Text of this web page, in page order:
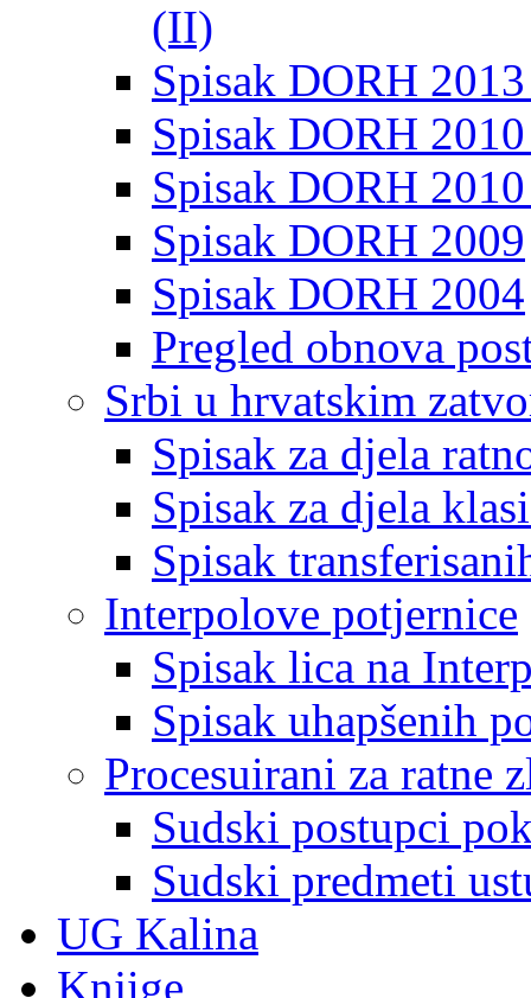
(II)
Spisak DORH
Spisak DORH
Spisak DORH
Spisak DORH 2009
Spisak DORH 2004
Pregled obnova
Srbi u hrvatskim
Spisak za djela
Spisak za djela
Spisak
Interpolove potjernice
Spisak lica na
Spisak uhapšenih
Procesuirani za ratne
Sudski postupci
Sudski predmeti
UG Kalina
Knjige